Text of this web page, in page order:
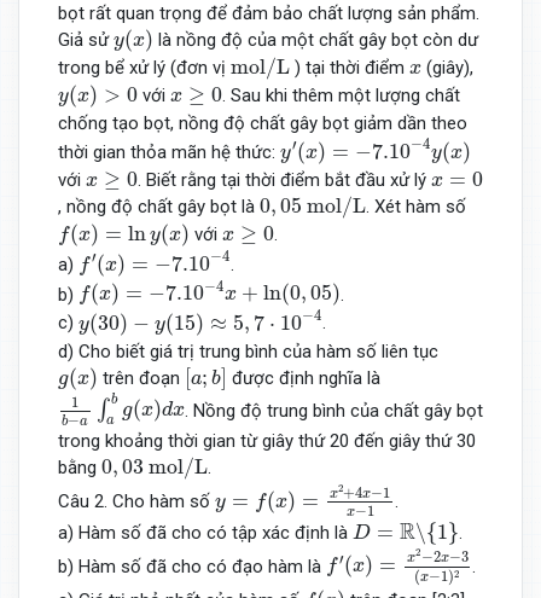
bọt rất quan trọng để đảm bảo chất lượng sản phẩm.
Giả sửy(x)
y(x ) là nồng độ của một chất gây bọt còn dư
trong bể xử lý (đơn vị mol/L
m ol /L ) tại thời điểm x
x (giây),
y(x) > 0
(x )> 0 với x ≥ 0
x ≥0
. Sau khi thêm một lượng chất
chống tạo bọt, nồng độ chất gây bọt giảm dần theo
thời gian thỏa mãn hệ thức: y′(x) = −7.10−4y(x)
y ′(x)=−7.10− 4y(x)
với x ≥ 0
x≥0 . Biết rằng tại thời điểm bắt đầu xử lý x = 0
x= 0
, nồng độ chất gây bọt là 0,05 mol/L
0 05 l/ L . Xét hàm số
f(x) = lny(x)
f(x =ln y( vớix ≥ 0
x ≥0
.
a) f′(x) = −7.10−4
(x = 7.10 −
b) f(x) = −7.10−4x + ln(0,05)
f(x)= 7.10−4x + ln 05)
c) y(30) − y(15) ≈ 5, 7 ⋅ 10−4
y (30) 15)≈5 10
.
d) Cho biết giá trị trung bình của hàm số liên tục
g(x)
g( ) trên đoạn [a; b]
[a b] được định nghĩa là
1
b−a ∫ b
a
g(x)dx
1b−a∫ab g(x)d x
. Nồng độ trung bình của chất gây bọt
trong khoảng thời gian từ giây thứ 20 đến giây thứ 30
bằng 0,03 mol/L
0 03 mol/ L .
Câu 2. Cho hàm số y = f(x) = x2+4x−1
x−1
− 1 −1
.
a) Hàm số đã cho có tập xác định là D = R∖{1}
D= ∖{1 }
.
b) Hàm số đã cho có đạo hàm là f′(x) = x2 −2x−3
(x−1)2
f ′(x) −2x−3(x
f(x